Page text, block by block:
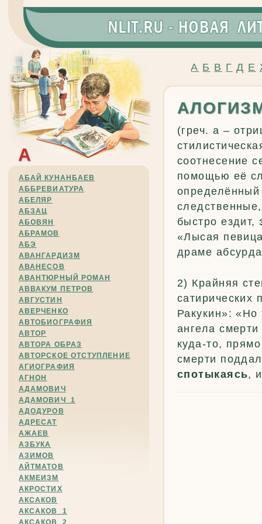
А
АБАЙ КУНАНБАЕВ
АББРЕВИАТУРА
АБЕЛЯР
АБЗАЦ
АБОВЯН
АБРАМОВ
АБЭ
АВАНГАРДИЗМ
АВАНЕСОВ
АВАНТЮРНЫЙ РОМАН
АВВАКУМ ПЕТРОВ
АВГУСТИН
АВЕРЧЕНКО
АВТОБИОГРАФИЯ
АВТОР
АВТОРА ОБРАЗ
АВТОРСКОЕ ОТСТУПЛЕНИЕ
АГИОГРАФИЯ
АГНОН
АДАМОВИЧ
АДАМОВИЧ_1
АДОДУРОВ
АДРЕСАТ
АЖАЕВ
АЗБУКА
АЗИМОВ
АЙТМАТОВ
АКМЕИЗМ
АКРОСТИХ
АКСАКОВ
АКСАКОВ_1
АКСАКОВ_2
А Б В Г Д Е
(греч. a –
соотнесение
помощью её
определённый
быстро ездит,
«Лысая
драме
2) Крайняя
Ракукин»: «Но
ангела
куда-то,
смерти
спотыкаясь,